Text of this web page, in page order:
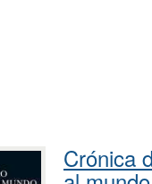
Crónica